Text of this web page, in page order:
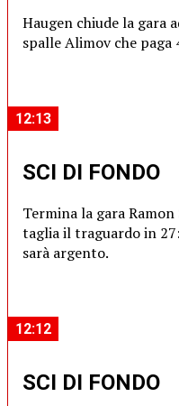
Haugen chiude la gara
spalle Alimov che paga
12:13
SCI DI FONDO
Termina la gara
taglia il traguardo in
sarà argento.
12:12
SCI DI FONDO